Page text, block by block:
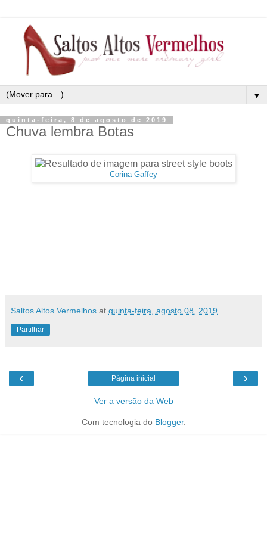
▼
quinta-feira, 8 de agosto de 2019
Chuva lembra Botas
Corina Gaffey
Saltos Altos Vermelhos at quinta-feira, agosto 08, 2019
Partilhar
‹ ›
Página inicial
Ver a versão da Web
Com tecnologia do Blogger.